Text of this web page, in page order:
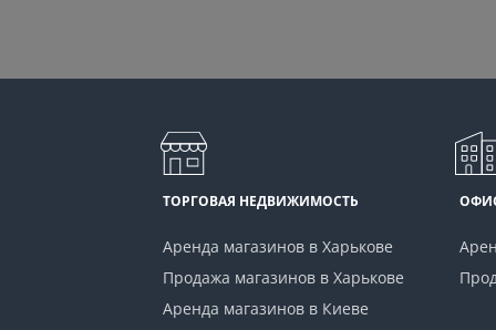
ТОРГОВАЯ НЕДВИЖИМОСТЬ
Аренда магазинов в Харькове
Продажа магазинов в Харькове
Аренда магазинов в Киеве